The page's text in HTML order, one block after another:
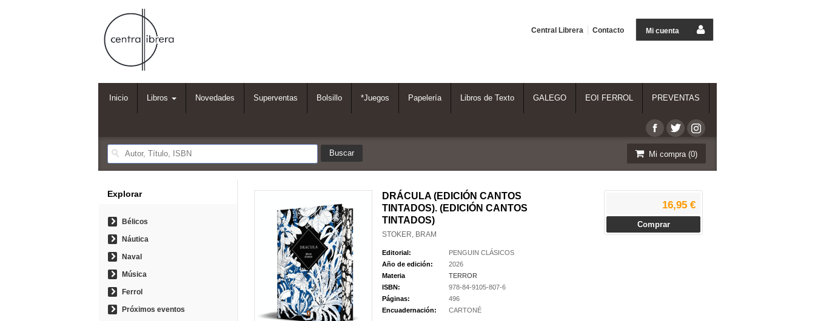
Mi cuenta
Central Librera Contacto
Inicio Libros Novedades Superventas Bolsillo *Juegos Papelería Libros de Texto GALEGO EOI FERROL PREVENTAS
Mi compra (0)
DRÁCULA (EDICIÓN CANTOS
TINTADOS). (EDICIÓN CANTOS
TINTADOS)
STOKER, BRAM
Editorial:
PENGUIN CLÁSICOS
Año de edición:
2026
Materia
TERROR
ISBN:
978-84-9105-807-6
Páginas:
496
Encuadernación:
CARTONÉ
16,95 €
Comprar
Explorar
Bélicos
Náutica
Naval
Música
Ferrol
Próximos eventos